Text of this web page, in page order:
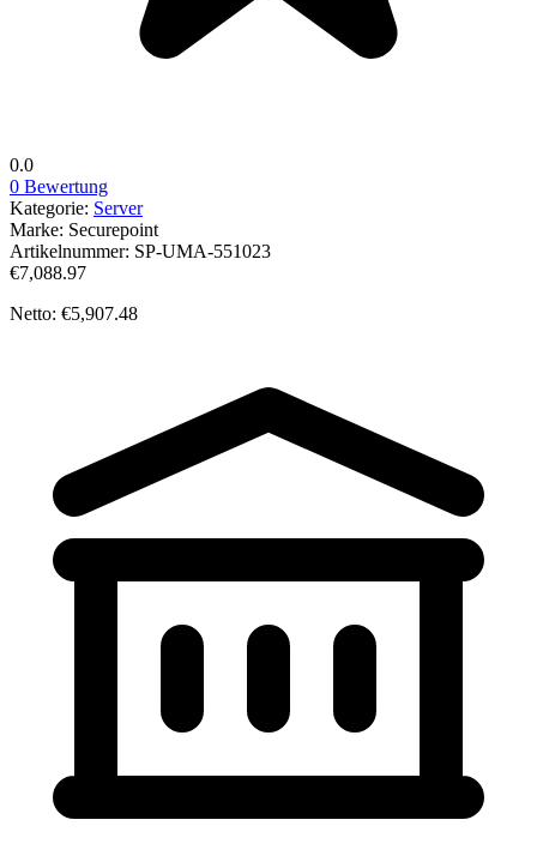
0.0
0 Bewertung
Kategorie: Server
Marke: Securepoint
Artikelnummer: SP-UMA-551023
€7,088.97
Netto: €5,907.48